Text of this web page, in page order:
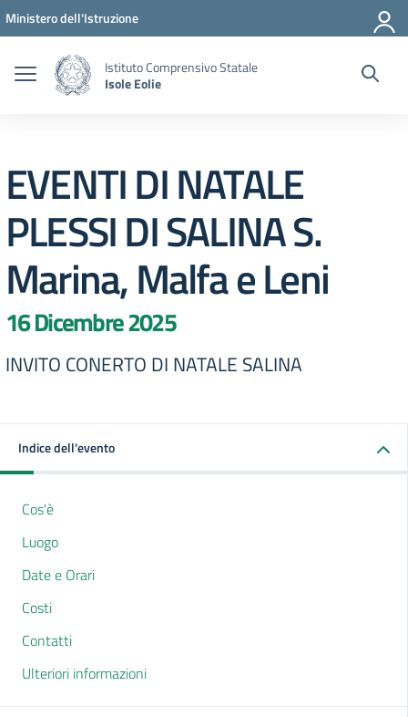
Vai ai contenuti
Vai al menu di navigazione
Vai al footer
Ministero dell'Istruzione
Istituto Comprensivo Statale
Isole Eolie
EVENTI DI NATALE
PLESSI DI SALINA S.
Marina, Malfa e Leni
16 Dicembre 2025
INVITO CONERTO DI NATALE SALINA
Indice dell'evento
Cos'è
Luogo
Date e Orari
Costi
Contatti
Ulteriori informazioni